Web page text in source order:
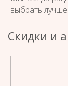
выбрать
Скидки и